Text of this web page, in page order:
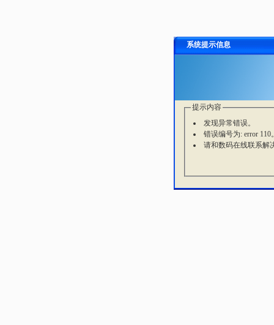
系统提示信息
提示内容
发现异常错误。
错误编号为: error 110
请和数码在线联系解